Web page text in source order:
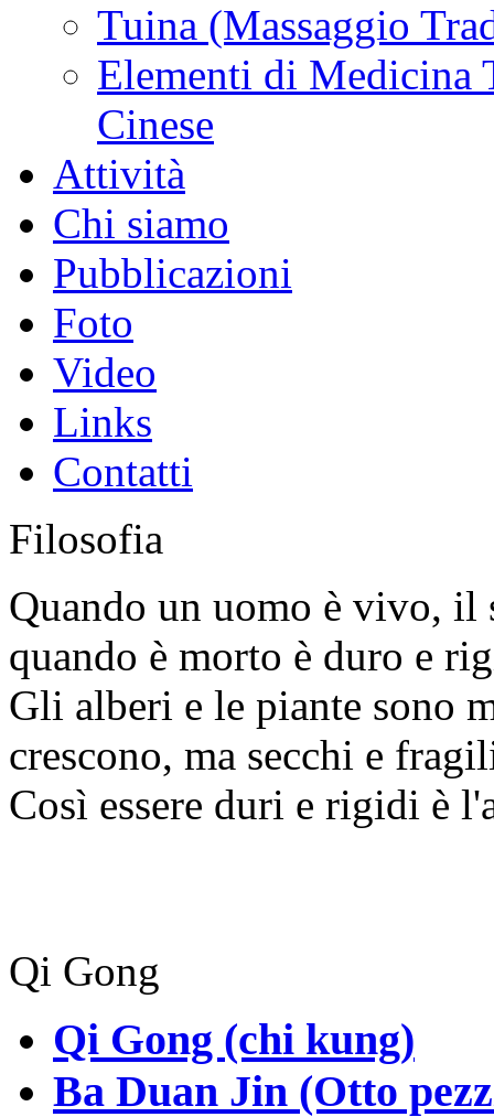
Tuina (Massaggio
Elementi di Medicina
Cinese
Attività
Chi siamo
Pubblicazioni
Foto
Video
Links
Contatti
Filosofia
Quando un uomo è vivo, il
quando è morto è duro e
Gli alberi e le piante sono
crescono, ma secchi e
Così essere duri e rigidi è
Qi Gong
Qi Gong (chi kung)
Ba Duan Jin (Otto